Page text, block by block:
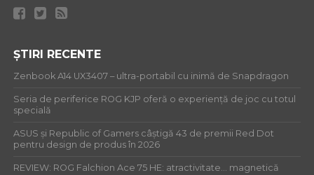
ȘTIRI RECENTE
Zenbook A14 UX3407 – ultra-portabil cu inimă de Snapdragon
Seria de periferice ROG KJP oferă o experiență de joc cu totul
specială
ASUS și Republic of Gamers câștigă 43 de premii Red Dot
pentru design de produs în 2026
REVIEW: ROG Falchion Ace 75 HE: atractivitate… magnetică